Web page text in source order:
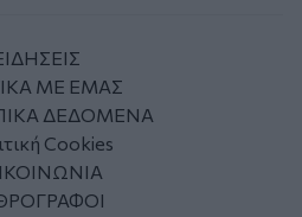
ΜΕ ΕΜΑΣ
ΔΕΔΟΜΕΝΑ
Cookies